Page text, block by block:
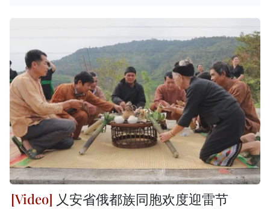
乂安省俄都族同胞欢度迎雷节